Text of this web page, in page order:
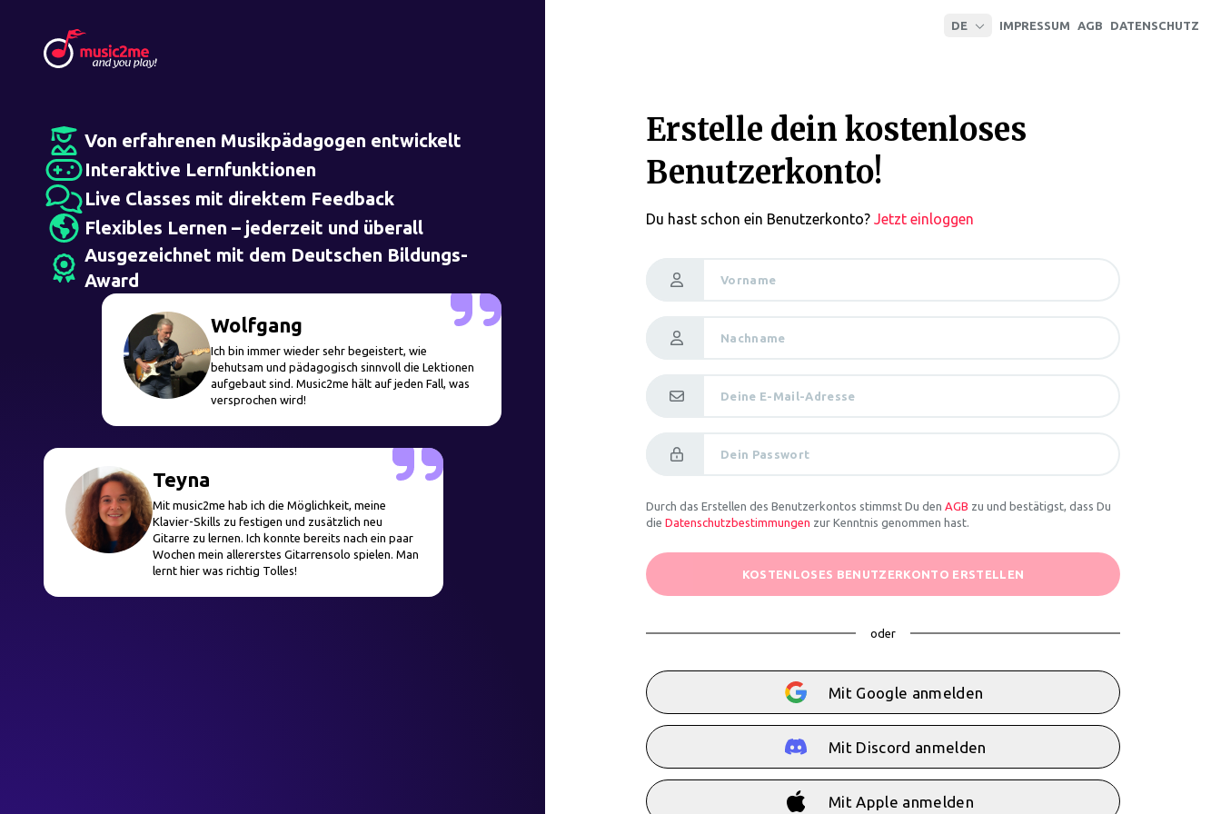
DE
Español (ES)
IMPRESSUM AGB DATENSCHUTZ
Von erfahrenen Musikpädagogen entwickelt
Interaktive Lernfunktionen
Live Classes mit direktem Feedback
Flexibles Lernen – jederzeit und überall
Ausgezeichnet mit dem Deutschen Bildungs-
Award
Wolfgang
Ich bin immer wieder sehr begeistert, wie
behutsam und pädagogisch sinnvoll die Lektionen
aufgebaut sind. Music2me hält auf jeden Fall, was
versprochen wird!
Teyna
Mit music2me hab ich die Möglichkeit, meine
Klavier-Skills zu festigen und zusätzlich neu
Gitarre zu lernen. Ich konnte bereits nach ein paar
Wochen mein allererstes Gitarrensolo spielen. Man
lernt hier was richtig Tolles!
Erstelle dein kostenloses
Benutzerkonto!
Du hast schon ein Benutzerkonto? Jetzt einloggen
Vorname
Nachname
Deine E-Mail-Adresse
Dein Passwort
Durch das Erstellen des Benutzerkontos stimmst Du den AGB zu und bestätigst, dass Du
die Datenschutzbestimmungen zur Kenntnis genommen hast.
KOSTENLOSES BENUTZERKONTO ERSTELLEN
oder
Mit Google anmelden
Mit Discord anmelden
Mit Apple anmelden